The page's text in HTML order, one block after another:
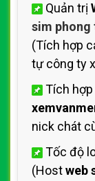
Quản trị
sim phong
(Tích hợp
tự công ty
Tích
nick chát
Tốc độ
(Hostweb